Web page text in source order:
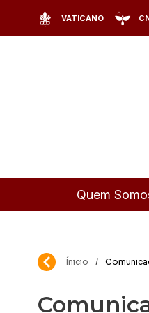
VATICANO
Quem
Ínicio /